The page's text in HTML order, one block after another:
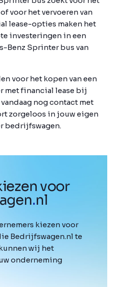
voor het vervoeren van
lease-opties maken het
investeringen in een
Benz Sprinter bus van
voor het kopen van een
met financial lease bij
nog contact met
zorgeloos in jouw eigen
bedrijfswagen.
voor
.nl
kiezen voor
Bedrijfswagen.nl te
wij het
onderneming